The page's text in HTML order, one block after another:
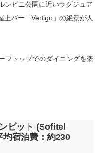
ンピニ公園に近いラグジュア
上バー「Vertigo」の絶景が人
フトップでのダイニングを楽
ビット (Sofitel
宿泊費：約230